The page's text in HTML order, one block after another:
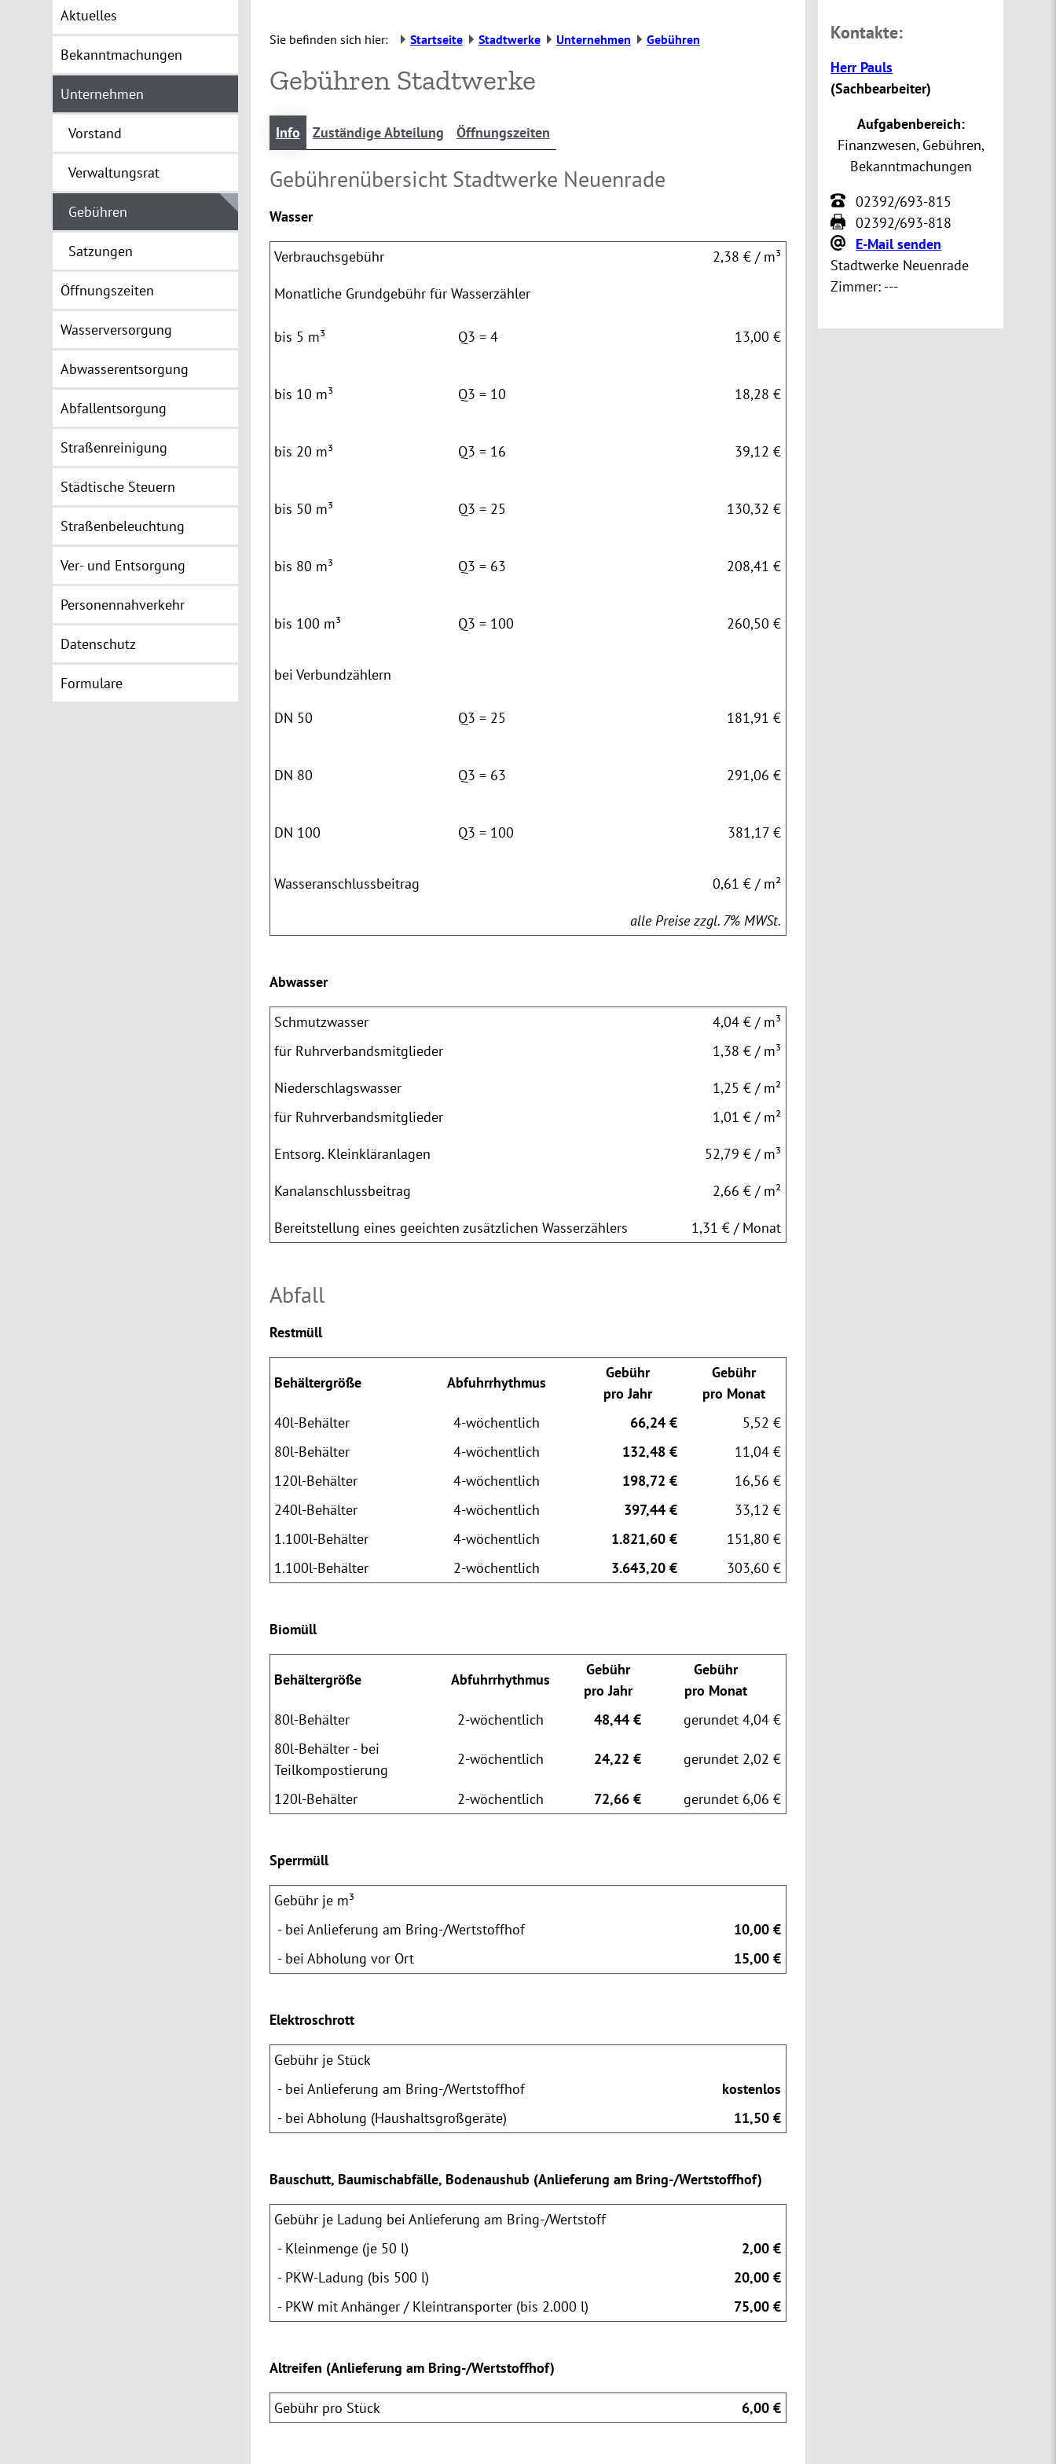
Aktuelles
Bekanntmachungen
Unternehmen
Vorstand
Verwaltungsrat
Gebühren
Satzungen
Öffnungszeiten
Wasserversorgung
Abwasserentsorgung
Abfallentsorgung
Straßenreinigung
Städtische Steuern
Straßenbeleuchtung
Ver- und Entsorgung
Personennahverkehr
Datenschutz
Formulare
Sie befinden sich hier: Startseite Stadtwerke Unternehmen Gebühren
Gebühren Stadtwerke
Info Zuständige Abteilung Öffnungszeiten
Gebührenübersicht Stadtwerke Neuenrade
Wasser
Verbrauchsgebühr 2,38 € / m³
Monatliche Grundgebühr für Wasserzähler
bis 5 m³ Q3 = 4 13,00 €
bis 10 m³ Q3 = 10 18,28 €
bis 20 m³ Q3 = 16 39,12 €
bis 50 m³ Q3 = 25 130,32 €
bis 80 m³ Q3 = 63 208,41 €
bis 100 m³ Q3 = 100 260,50 €
bei Verbundzählern
DN 50 Q3 = 25 181,91 €
DN 80 Q3 = 63 291,06 €
DN 100 Q3 = 100 381,17 €
Wasseranschlussbeitrag 0,61 € / m²
alle Preise zzgl. 7% MWSt.
Abwasser
Schmutzwasser
4,04 € / m³
für Ruhrverbandsmitglieder
1,38 € / m³
Niederschlagswasser
1,25 € / m²
für Ruhrverbandsmitglieder
1,01 € / m²
Entsorg. Kleinkläranlagen 52,79 € / m³
Kanalanschlussbeitrag 2,66 € / m²
Bereitstellung eines geeichten zusätzlichen Wasserzählers 1,31 € / Monat
Abfall
Restmüll
Behältergröße Abfuhrrhythmus
Gebühr
pro Jahr
Gebühr
pro Monat
40l-Behälter
4-wöchentlich 66,24 €
5,52 €
80l-Behälter
4-wöchentlich 132,48 €
11,04 €
120l-Behälter
4-wöchentlich 198,72 €
16,56 €
240l-Behälter
4-wöchentlich 397,44 €
33,12 €
1.100l-Behälter
4-wöchentlich 1.821,60 €
151,80 €
1.100l-Behälter
2-wöchentlich 3.643,20 € 303,60 €
Biomüll
Behältergröße Abfuhrrhythmus
Gebühr
pro Jahr
Gebühr
pro Monat
80l-Behälter
2-wöchentlich 48,44 €
gerundet 4,04 €
80l-Behälter - bei
Teilkompostierung
2-wöchentlich 24,22 € gerundet 2,02 €
120l-Behälter 2-wöchentlich 72,66 € gerundet 6,06 €
Sperrmüll
Gebühr je m³
- bei Anlieferung am Bring-/Wertstoffhof
10,00 €
- bei Abholung vor Ort
15,00 €
Elektroschrott
Gebühr je Stück
- bei Anlieferung am Bring-/Wertstoffhof
kostenlos
- bei Abholung (Haushaltsgroßgeräte)
11,50 €
Bauschutt, Baumischabfälle, Bodenaushub (Anlieferung am Bring-/Wertstoffhof)
Gebühr je Ladung bei Anlieferung am Bring-/Wertstoff
- Kleinmenge (je 50 l)
2,00 €
- PKW-Ladung (bis 500 l)
20,00 €
- PKW mit Anhänger / Kleintransporter (bis 2.000 l)
75,00 €
Altreifen (Anlieferung am Bring-/Wertstoffhof)
Gebühr pro Stück 6,00 €
Kontakte:
Herr Pauls
(Sachbearbeiter)
Aufgabenbereich:
Finanzwesen, Gebühren,
Bekanntmachungen
02392/693-815
02392/693-818
E-Mail senden
Stadtwerke Neuenrade
Zimmer: ---